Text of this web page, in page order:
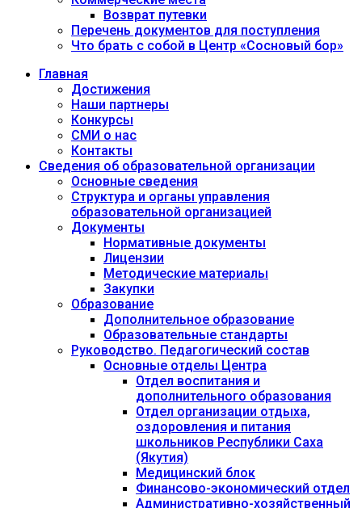
Возврат путевки
Перечень документов для поступления
Что брать с собой в Центр «Сосновый бор»
Главная
Достижения
Наши партнеры
Конкурсы
СМИ о нас
Контакты
Сведения об образовательной организации
Основные сведения
Структура и органы управления
образовательной организацией
Документы
Нормативные документы
Лицензии
Методические материалы
Закупки
Образование
Дополнительное образование
Образовательные стандарты
Руководство. Педагогический состав
Основные отделы Центра
Отдел воспитания и
дополнительного образования
Отдел организации отдыха,
оздоровления и питания
школьников Республики Саха
(Якутия)
Медицинский блок
Финансово-экономический отдел
Административно-хозяйственный